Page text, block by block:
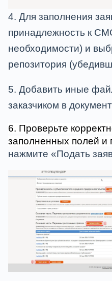
4. Для заполнения
принадлежность к
необходимости) и
репозитория
5. Добавить иные
заказчиком в
6. Проверьте
заполненных полей
нажмите «Подать